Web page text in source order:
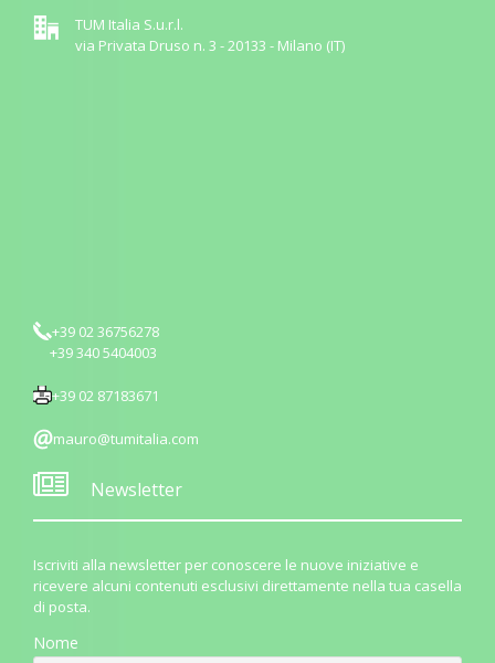
TUM Italia S.u.r.l.
via Privata Druso n. 3 - 20133 - Milano (IT)
+39 02 36756278
+39 340 5404003
+39 02 87183671
mauro@tumitalia.com
Newsletter
Iscriviti alla newsletter per conoscere le nuove iniziative e
ricevere alcuni contenuti esclusivi direttamente nella tua casella
di posta.
Nome